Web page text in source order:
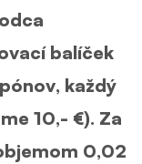
balíček
každý
10,- €). Za
0,02